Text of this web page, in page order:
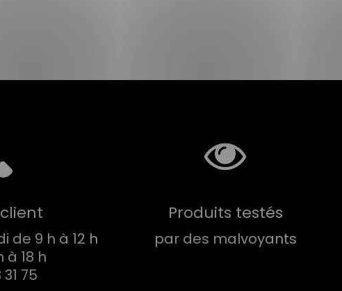
de 9 h à 12 h
à 18 h
75
Produits testés
par des malvoyants